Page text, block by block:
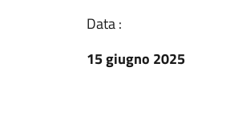
Data :
15 giugno 2025